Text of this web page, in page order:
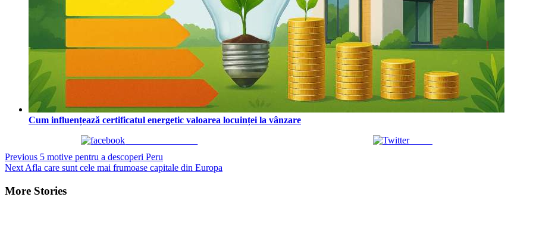
Cum influențează certificatul energetic valoarea locuinței la vânzare
Tweet
Continue
Reading
Previous 5 motive pentru a descoperi Peru
Next Afla care sunt cele mai frumoase capitale din Europa
More Stories